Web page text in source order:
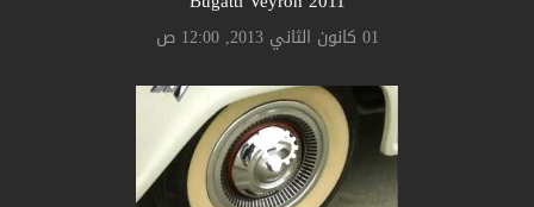
01 كانون الثاني 2013, 12:00 ص